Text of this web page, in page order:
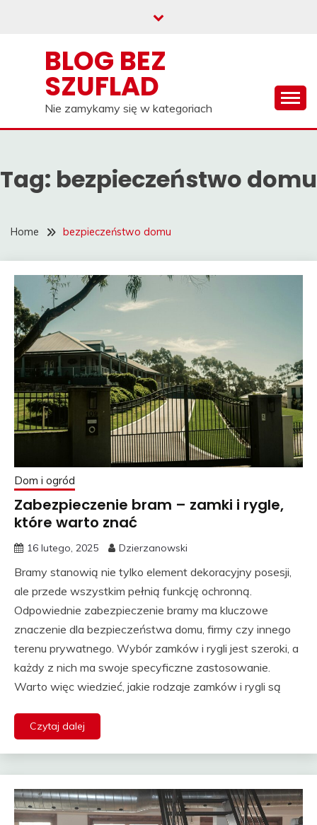
BLOG BEZ
SZUFLAD
Nie zamykamy się w kategoriach
Tag: bezpieczeństwo domu
Home bezpieczeństwo domu
Dom i ogród
Zabezpieczenie bram – zamki i rygle,
które warto znać
16 lutego, 2025 Dzierzanowski
Bramy stanowią nie tylko element dekoracyjny posesji,
ale przede wszystkim pełnią funkcję ochronną.
Odpowiednie zabezpieczenie bramy ma kluczowe
znaczenie dla bezpieczeństwa domu, firmy czy innego
terenu prywatnego. Wybór zamków i rygli jest szeroki, a
każdy z nich ma swoje specyficzne zastosowanie.
Warto więc wiedzieć, jakie rodzaje zamków i rygli są
Czytaj dalej